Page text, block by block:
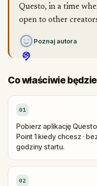
Questo, in a time
open to other
Poznaj autora
Co właściwie
01
Pobierz aplikację
Point 1 kiedy chcesz ·
godziny startu.
02